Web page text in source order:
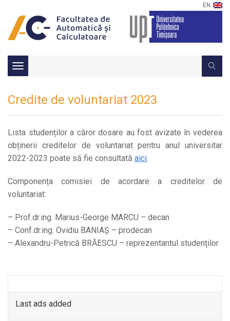
EN
Toggle
navigation
Credite de voluntariat 2023
Lista studenților a căror dosare au fost avizate în vederea
obținerii creditelor de voluntariat pentru anul universitar
2022-2023 poate să fie consultată aici
Componența comisiei de acordare a creditelor de
voluntariat:
– Prof.dr.ing. Marius-George MARCU – decan
– Conf.dr.ing. Ovidiu BANIAȘ – prodecan
– Alexandru-Petrică BRĂESCU – reprezentantul studenților
Last ads added